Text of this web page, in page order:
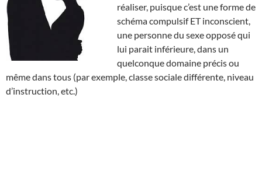
réaliser, puisque c’est une forme de
schéma compulsif ET inconscient,
une personne du sexe opposé qui
lui parait inférieure, dans un
quelconque domaine précis ou
même dans tous (par exemple, classe sociale différente, niveau
d’instruction, etc.)